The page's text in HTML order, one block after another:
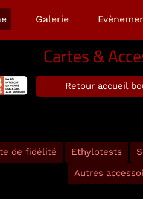
Galerie
Cartes &
Retour accueil
de fidélité Ethylotests
Autres